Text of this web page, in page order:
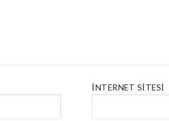
İNTERNET SITESI